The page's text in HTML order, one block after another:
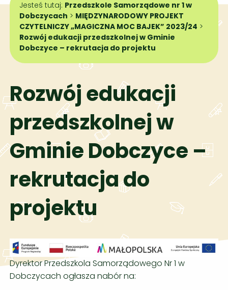
Jesteś tutaj: Przedszkole Samorządowe nr 1 w
Dobczycach > MIĘDZYNARODOWY PROJEKT
CZYTELNICZY „MAGICZNA MOC BAJEK” 2023/24 >
Rozwój edukacji przedszkolnej w Gminie
Dobczyce – rekrutacja do projektu
Rozwój edukacji
przedszkolnej w
Gminie Dobczyce –
rekrutacja do
projektu
Dyrektor Przedszkola Samorządowego Nr 1 w
Dobczycach ogłasza nabór na: